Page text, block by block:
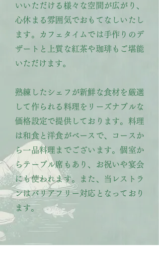
いいただける様々な空間が広がり、
心休まる雰囲気でおもてなしいたし
ます。カフェタイムでは手作りのデ
ザートと上質な紅茶や珈琲もご堪能
いただけます。
熟練したシェフが新鮮な食材を厳選
して作られる料理をリーズナブルな
価格設定で提供しております。料理
は和食と洋食がベースで、コースか
ら一品料理までございます。個室か
らテーブル席もあり、お祝いや宴会
にも使われます。また、当レストラ
ンはバリアフリー対応となっており
ます。​